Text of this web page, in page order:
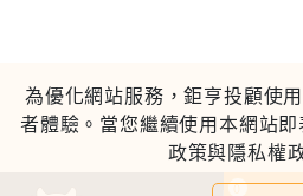
0
為優化網站服務，鉅亨投顧使
者體驗。當您繼續使用本網站
政策與隱私權